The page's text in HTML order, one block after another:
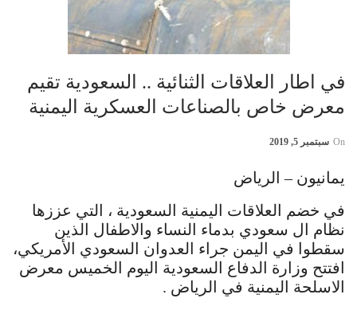
في اطار العلاقات الثنائية .. السعودية تقيم
معرض خاص بالصناعات العسكرية اليمنية
On سبتمبر 5, 2019
يمانيون – الرياض
في خضم العلاقات اليمنية السعودية ، التي عززها
نظام ال سعودي بدماء النساء والاطفال الذين
سقطوا في اليمن جراء العدوان السعودي الأمريكي،
افتتح وزارة الدفاع السعودية اليوم الخميس معرض
الاسلحة اليمنية في الرياض .